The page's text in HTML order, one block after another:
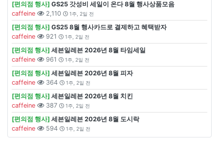
[편의점 행사] GS25 갓성비 세일이 온다 8월 행사상품모음
caffeine
2,110 1주, 2일 전
[편의점 행사] GS25 8월 행사카드로 결제하고 혜택받자
caffeine
921 1주, 2일 전
[편의점 행사] 세븐일레븐 2026년 8월 타임세일
caffeine
961 1주, 2일 전
[편의점 행사] 세븐일레븐 2026년 8월 피자
caffeine
364 1주, 2일 전
[편의점 행사] 세븐일레븐 2026년 8월 치킨
caffeine
387 1주, 2일 전
[편의점 행사] 세븐일레븐 2026년 8월 도시락
caffeine
594 1주, 2일 전